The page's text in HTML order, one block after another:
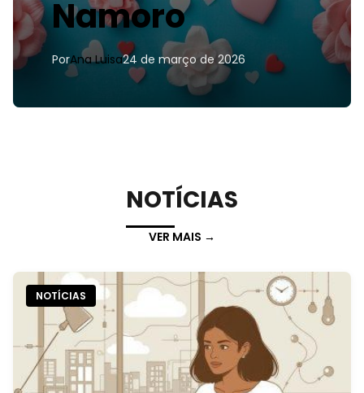
Namoro
PorAna Luisa24 de março de 2026
NOTÍCIAS
VER MAIS →
NOTÍCIAS